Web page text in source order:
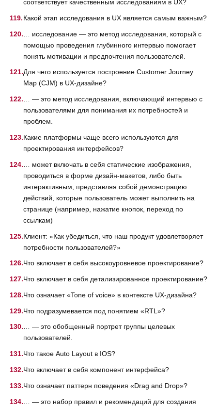
соответствует качественным исследованиям в UX?
Какой этап исследования в UX является самым важным?
… исследование — это метод исследования, который с
помощью проведения глубинного интервью помогает
понять мотивации и предпочтения пользователей.
Для чего используется построение Customer Journey
Map (CJM) в UX-дизайне?
… — это метод исследования, включающий интервью с
пользователями для понимания их потребностей и
проблем.
Какие платформы чаще всего используются для
проектирования интерфейсов?
… может включать в себя статические изображения,
проводиться в форме дизайн-макетов, либо быть
интерактивным, представляя собой демонстрацию
действий, которые пользователь может выполнить на
странице (например, нажатие кнопок, переход по
ссылкам)
Клиент: «Как убедиться, что наш продукт удовлетворяет
потребности пользователей?»
Что включает в себя высокоуровневое проектирование?
Что включает в себя детализированное проектирование?
Что означает «Tone of voice» в контексте UX-дизайна?
Что подразумевается под понятием «RTL»?
… — это обобщенный портрет группы целевых
пользователей.
Что такое Auto Layout в IOS?
Что включает в себя компонент интерфейса?
Что означает паттерн поведения «Drag and Drop»?
… — это набор правил и рекомендаций для создания